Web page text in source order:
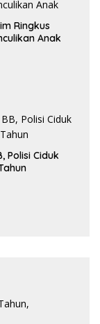
Ringkus
Anak
Polisi Ciduk